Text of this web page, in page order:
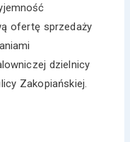
ofertę sprzedaży
dzielnicy
Zakopiańskiej.